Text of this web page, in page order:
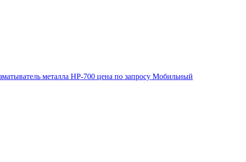
металла HP-700 цена по запросу Мобильный